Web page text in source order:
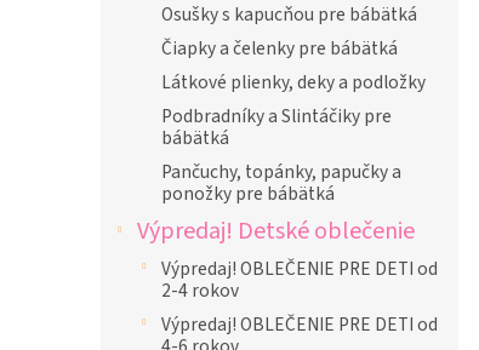
Osušky s kapucňou pre bábätká
Čiapky a čelenky pre bábätká
Látkové plienky, deky a podložky
Podbradníky a Slintáčiky pre
bábätká
Pančuchy, topánky, papučky a
ponožky pre bábätká
Výpredaj! Detské oblečenie
Výpredaj! OBLEČENIE PRE DETI od
2-4 rokov
Výpredaj! OBLEČENIE PRE DETI od